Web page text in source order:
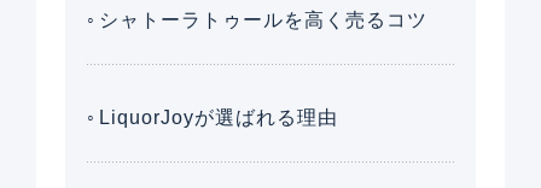
シャトーラトゥールを高く売るコツ
LiquorJoyが選ばれる理由